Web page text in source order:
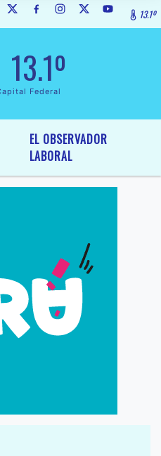
Nº 6236/19 del HCD de13.1º
13.1º
Federal
EL OBSERVADOR
LABORAL